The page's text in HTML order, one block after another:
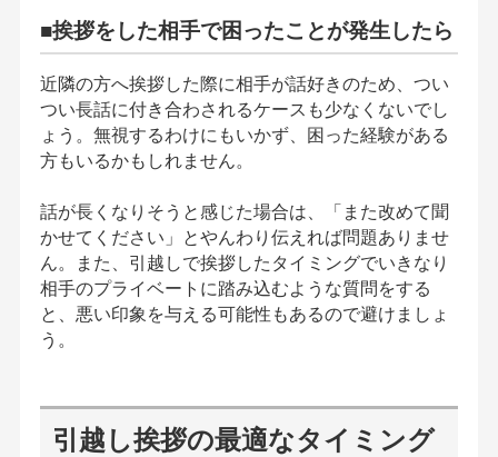
■挨拶をした相手で困ったことが発生したら
近隣の方へ挨拶した際に相手が話好きのため、つい
つい長話に付き合わされるケースも少なくないでし
ょう。無視するわけにもいかず、困った経験がある
方もいるかもしれません。
話が長くなりそうと感じた場合は、「また改めて聞
かせてください」とやんわり伝えれば問題ありませ
ん。また、引越しで挨拶したタイミングでいきなり
相手のプライベートに踏み込むような質問をする
と、悪い印象を与える可能性もあるので避けましょ
う。
引越し挨拶の最適なタイミング